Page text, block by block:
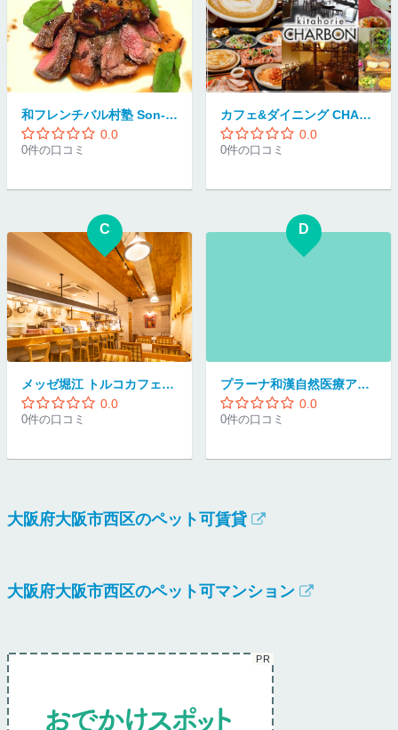
和フレンチバル村塾 Son-ju-cue
0.0
0件の口コミ
カフェ&ダイニング CHARBON 心斎橋店
0.0
0件の口コミ
C
メッゼ堀江 トルコカフェ&レストラン
0.0
0件の口コミ
D
プラーナ和漢自然医療アニマルクリニック
0.0
0件の口コミ
大阪府大阪市西区のペット可賃貸
大阪府大阪市西区のペット可マンション